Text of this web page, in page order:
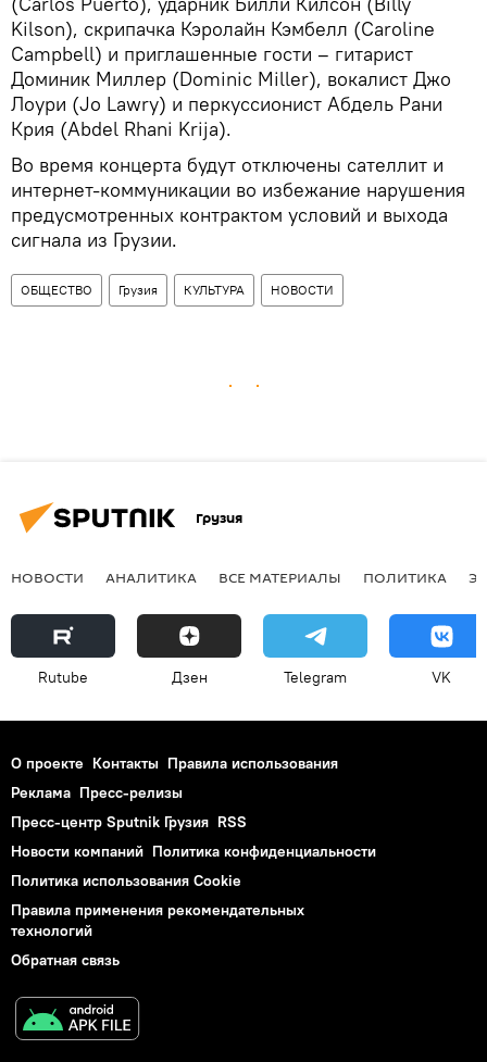
Kilson), скрипачка Кэролайн Кэмбелл (Caroline
Campbell) и приглашенные гости – гитарист
Доминик Миллер (Dominic Miller), вокалист Джо
Лоури (Jo Lawry) и перкуссионист Абдель Рани
Крия (Abdel Rhani Krija).
Во время концерта будут отключены сателлит и
интернет-коммуникации во избежание нарушения
предусмотренных контрактом условий и выхода
сигнала из Грузии.
ОБЩЕСТВО Грузия КУЛЬТУРА НОВОСТИ
Грузия
НОВОСТИ АНАЛИТИКА ВСЕ МАТЕРИАЛЫ ПОЛИТИКА
Rutube Дзен Telegram VK
О проекте Контакты Правила использования
Реклама Пресс-релизы
Пресс-центр Sputnik Грузия RSS
Новости компаний Политика конфиденциальности
Политика использования Cookie
Правила применения рекомендательных
технологий
Обратная связь